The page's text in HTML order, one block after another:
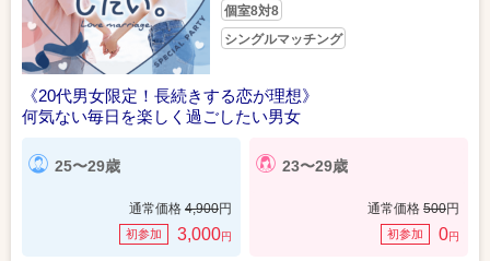
個室8対8
シングルマッチング
《20代男女限定！長続きする恋が理想》
何気ない毎日を楽しく過ごしたい男女
25〜29歳
通常価格 4,900円
初参加 3,000円
23〜29歳
通常価格 500円
初参加 0円